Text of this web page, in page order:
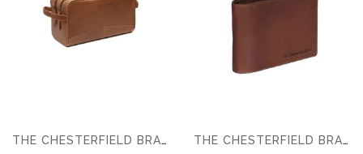
THE CHESTERFIELD BRAND LEREN TOILETTAS STEFAN THE CHESTERFIELD BRAND MARION LEREN PORTEMONNEE HEREN